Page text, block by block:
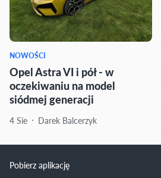
NOWOŚCI
Opel Astra VI i pół - w
oczekiwaniu na model
siódmej generacji
4 Sie Darek Balcerzyk
Pobierz aplikację